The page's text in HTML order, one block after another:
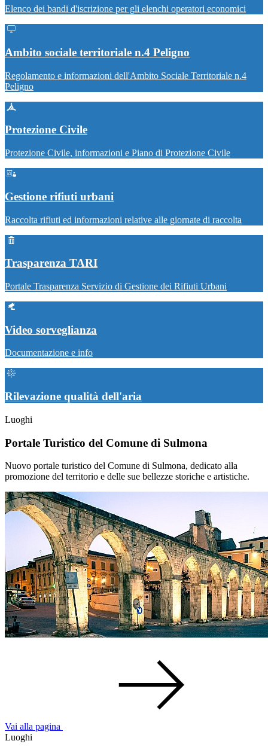
Elenco dei bandi d'iscrizione per gli elenchi operatori economici
Ambito sociale territoriale n.4 Peligno
Regolamento e informazioni dell'Ambito Sociale Territoriale n.4
Peligno
Protezione Civile
Protezione Civile, informazioni e Piano di Protezione Civile
Gestione rifiuti urbani
Raccolta rifiuti ed informazioni relative alle giornate di raccolta
Trasparenza TARI
Portale Trasparenza Servizio di Gestione dei Rifiuti Urbani
Video sorveglianza
Documentazione e info
Rilevazione qualità dell'aria
Luoghi
Portale Turistico del Comune di Sulmona
Nuovo portale turistico del Comune di Sulmona, dedicato alla
promozione del territorio e delle sue bellezze storiche e artistiche.
Vai alla pagina
Luoghi